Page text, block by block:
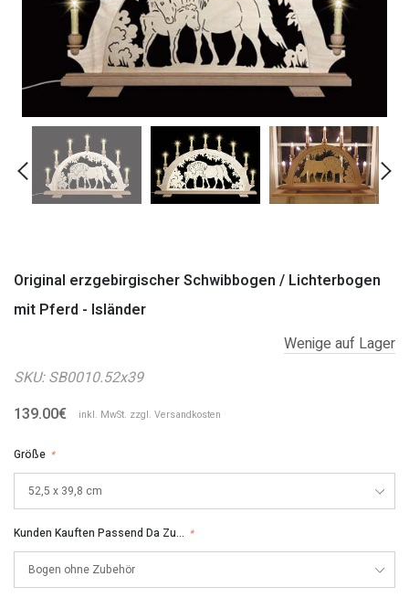
Original erzgebirgischer Schwibbogen / Lichterbogen
mit Pferd - Isländer
Wenige auf Lager
SKU: SB0010.52x39
139.00€
inkl. MwSt. zzgl. Versandkosten
Größe *
Kunden Kauften Passend Da Zu... *